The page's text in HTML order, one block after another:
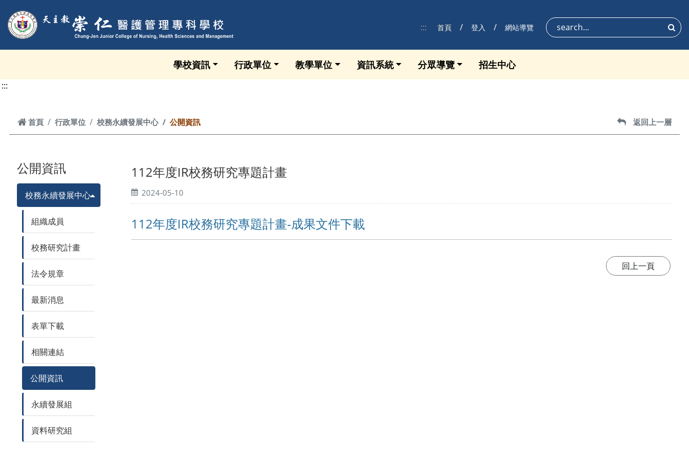
:::
首頁 登入 網站導覽 搜尋
學校資訊 行政單位 教學單位 資訊系統 分眾導覽 招生中心
:::
首頁
首頁 行政單位 校務永續發展中心 公開資訊 返回上一層
返回上一層
公開資訊
校務永續發展中心
組織成員
校務研究計畫
法令規章
最新消息
表單下載
相關連結
公開資訊
永續發展組
資料研究組
112年度IR校務研究專題計畫
2024-05-10
112年度IR校務研究專題計畫-成果文件下載